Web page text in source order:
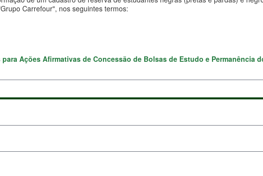
Carrefour", nos seguintes termos:
para Ações Afirmativas de Concessão de Bolsas de Estudo e Permanência